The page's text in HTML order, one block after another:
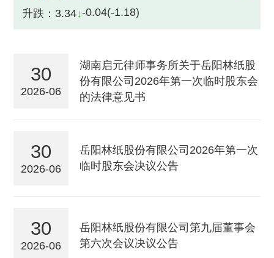
升跌：3.34↓-0.04(-1.18)
30
2026-06
湖南启元律师事务所关于岳阳林纸股
份有限公司2026年第一次临时股东会
的法律意见书
30
2026-06
岳阳林纸股份有限公司2026年第一次
临时股东会决议公告
30
2026-06
岳阳林纸股份有限公司第九届董事会
第六次会议决议公告